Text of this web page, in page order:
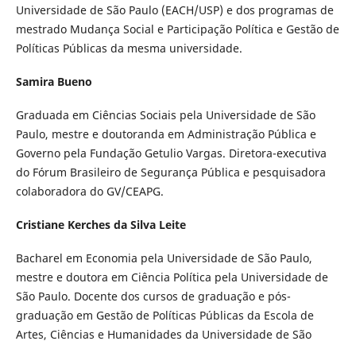
Universidade de São Paulo (EACH/USP) e dos programas de
mestrado Mudança Social e Participação Política e Gestão de
Políticas Públicas da mesma universidade.
Samira Bueno
Graduada em Ciências Sociais pela Universidade de São
Paulo, mestre e doutoranda em Administração Pública e
Governo pela Fundação Getulio Vargas. Diretora-executiva
do Fórum Brasileiro de Segurança Pública e pesquisadora
colaboradora do GV/CEAPG.
Cristiane Kerches da Silva Leite
Bacharel em Economia pela Universidade de São Paulo,
mestre e doutora em Ciência Política pela Universidade de
São Paulo. Docente dos cursos de graduação e pós-
graduação em Gestão de Políticas Públicas da Escola de
Artes, Ciências e Humanidades da Universidade de São